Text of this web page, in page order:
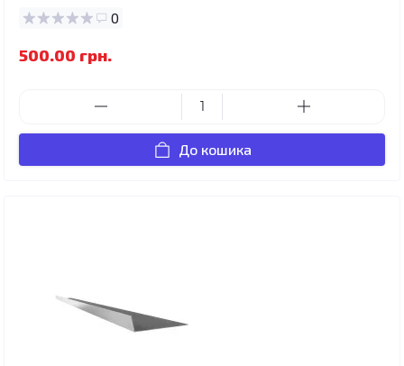
0
500.00 грн.
До кошика